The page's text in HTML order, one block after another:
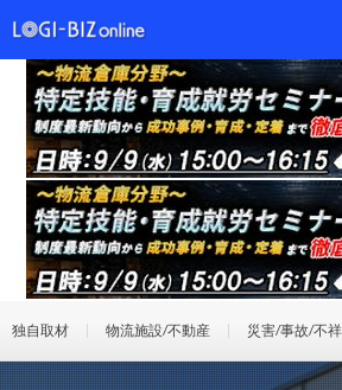
独自取材 物流施設/不動産 災害/事故/不